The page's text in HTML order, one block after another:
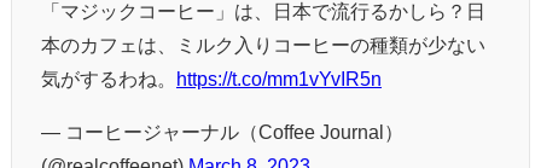
「マジックコーヒー」は、日本で流行るかしら？日
本のカフェは、ミルク入りコーヒーの種類が少ない
気がするわね。
https://t.co/mm1vYvIR5n
— コーヒージャーナル（Coffee Journal）